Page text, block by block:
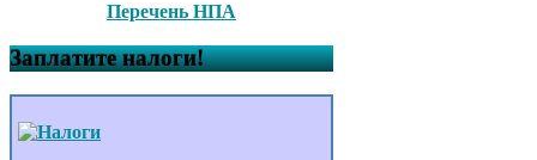
Перечень НПА
Заплатите налоги!